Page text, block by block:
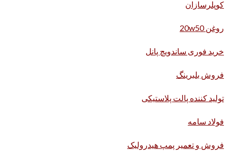
کوپلرسازان
روغن 20w50
خرید فوری ساندویچ پانل
فروش بلبرینگ
تولید کننده پالت پلاستیکی
فولاد سامه
فروش و تعمیر پمپ هیدرولیک